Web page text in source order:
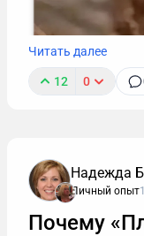
К сожалению,
обязаны
Читать далее
12 0
Надежда
Личный опыт
Почему